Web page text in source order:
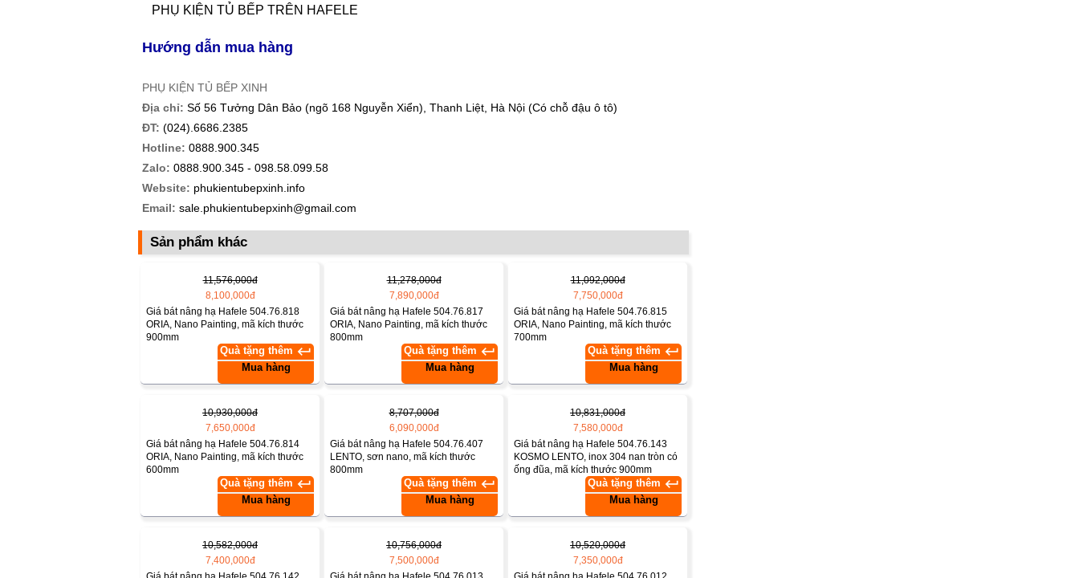
PHỤ KIỆN TỦ BẾP TRÊN HAFELE
Hướng dẫn mua hàng
PHỤ KIỆN TỦ BẾP XINH
Địa chỉ: Số 56 Tưởng Dân Bảo (ngõ 168 Nguyễn Xiển), Thanh Liệt, Hà Nội (Có chỗ đậu ô tô)
ĐT: (024).6686.2385
Hotline: 0888.900.345
Zalo: 0888.900.345 - 098.58.099.58
Website: phukientubepxinh.info
Email: sale.phukientubepxinh@gmail.com
Sản phẩm khác
11,576,000đ
8,100,000đ
Giá bát nâng hạ Hafele 504.76.818
ORIA, Nano Painting, mã kích thước
900mm
Quà tặng thêm keyboard_return
Mua hàng
11,278,000đ
7,890,000đ
Giá bát nâng hạ Hafele 504.76.817
ORIA, Nano Painting, mã kích thước
800mm
Quà tặng thêm keyboard_return
Mua hàng
11,092,000đ
7,750,000đ
Giá bát nâng hạ Hafele 504.76.815
ORIA, Nano Painting, mã kích thước
700mm
Quà tặng thêm keyboard_return
Mua hàng
10,930,000đ
7,650,000đ
Giá bát nâng hạ Hafele 504.76.814
ORIA, Nano Painting, mã kích thước
600mm
Quà tặng thêm keyboard_return
Mua hàng
8,707,000đ
6,090,000đ
Giá bát nâng hạ Hafele 504.76.407
LENTO, sơn nano, mã kích thước
800mm
Quà tặng thêm keyboard_return
Mua hàng
10,831,000đ
7,580,000đ
Giá bát nâng hạ Hafele 504.76.143
KOSMO LENTO, inox 304 nan tròn có
ống đũa, mã kích thước 900mm
Quà tặng thêm keyboard_return
Mua hàng
10,582,000đ
7,400,000đ
10,756,000đ
7,500,000đ
10,520,000đ
7,350,000đ